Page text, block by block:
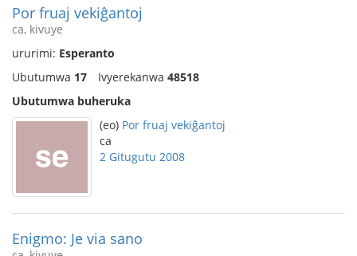
Por fruaj vekiĝantoj
ca, kivuye
ururimi: Esperanto
Ubutumwa 17 Ivyerekanwa 48518
Ubutumwa buheruka
(eo) Por fruaj vekiĝantoj
ca
2 Gitugutu 2008
Enigmo: Je via sano